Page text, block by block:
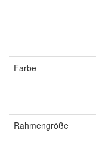
Farbe
Rahmengröße